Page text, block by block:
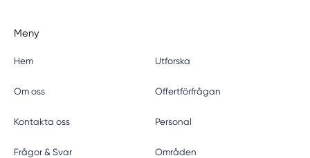
Meny
Hem Utforska
Om oss Offertförfrågan
Kontakta oss Personal
Frågor & Svar Områden